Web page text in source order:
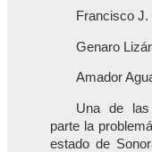
Francisco J.
Genaro
Amador
Una de las
parte la
estado de